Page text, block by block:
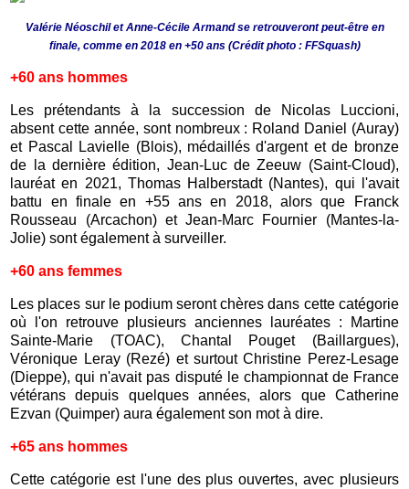
Valérie Néoschil et Anne-Cécile Armand se retrouveront peut-être en
finale, comme en 2018 en +50 ans (Crédit photo : FFSquash)
+60 ans hommes
Les prétendants à la succession de Nicolas Luccioni,
absent cette année, sont nombreux : Roland Daniel (Auray)
et Pascal Lavielle (Blois), médaillés d'argent et de bronze
de la dernière édition, Jean-Luc de Zeeuw (Saint-Cloud),
lauréat en 2021, Thomas Halberstadt (Nantes), qui l'avait
battu en finale en +55 ans en 2018, alors que Franck
Rousseau (Arcachon) et Jean-Marc Fournier (Mantes-la-
Jolie) sont également à surveiller.
+60 ans femmes
Les places sur le podium seront chères dans cette catégorie
où l'on retrouve plusieurs anciennes lauréates : Martine
Sainte-Marie (TOAC), Chantal Pouget (Baillargues),
Véronique Leray (Rezé) et surtout Christine Perez-Lesage
(Dieppe), qui n'avait pas disputé le championnat de France
vétérans depuis quelques années, alors que Catherine
Ezvan (Quimper) aura également son mot à dire.
+65 ans hommes
Cette catégorie est l'une des plus ouvertes, avec plusieurs